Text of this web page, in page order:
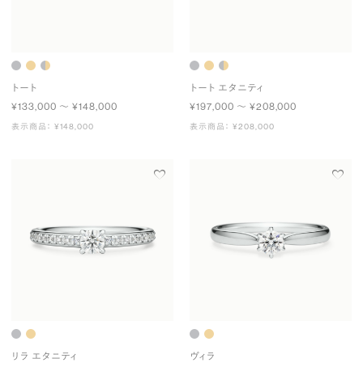
トート
¥133,000 〜 ¥148,000
表示商品： ¥148,000
トート エタニティ
¥197,000 〜 ¥208,000
表示商品： ¥208,000
リラ エタニティ ヴィラ